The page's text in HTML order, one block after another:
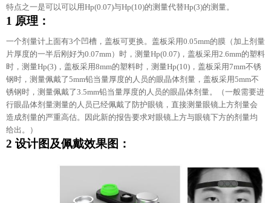
特点之一是可以可以用Hp(0.07)与Hp(10)的测量代替Hp(3)的测量。
1 原理：
一个剂量计上面有3个凹槽，盖板可更换。盖板采用0.05mm的膜（加上剂量
片厚度的一半后刚好为0.07mm）时，测量Hp(0.07)，盖板采用2.6mm的塑料
时，测量Hp(3)，盖板采用8mm的塑料时，测量Hp(10)，盖板采用7mm不锈
钢时，测量佩戴了5mm铅当量厚度的人员的眼晶体剂量，盖板采用5mm不
锈钢时，测量佩戴了3.5mm铅当量厚度的人员的眼晶体剂量。（一般需要进
行眼晶体剂量测量的人员已经佩戴了防护眼镜，直接测量眼镜上方剂量会
造成剂量的严重高估。因此新的报告要求对眼镜上方与眼镜下方的剂量均
给出。）
2 设计图及佩戴效果图：